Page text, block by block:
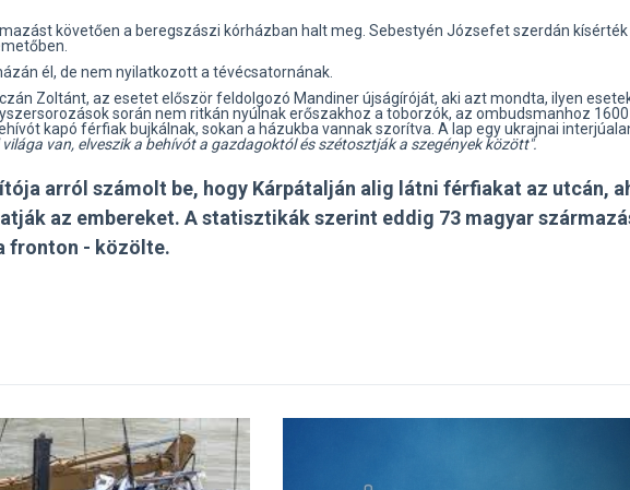
követően a beregszászi kórházban halt meg. Sebestyén Józsefet szerdán
él, de nem nyilatkozott a tévécsatornának.
Zoltánt, az esetet először feldolgozó Mandiner újságíróját, aki azt mondta, ilyen
során nem ritkán nyúlnak erőszakhoz a toborzók, az ombudsmanhoz
kapó férfiak bujkálnak, sokan a házukba vannak szorítva. A lap egy ukrajnai
van, elveszik a behívót a gazdagoktól és szétosztják a szegények között".
arról számolt be, hogy Kárpátalján alig látni férfiakat az utcán,
az embereket. A statisztikák szerint eddig 73 magyar
fronton - közölte.